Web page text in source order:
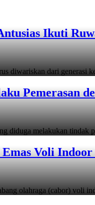
Ikuti
diwariskan dari generasi
Pemerasan
diduga melakukan tindak
Voli
olahraga (cabor) voli